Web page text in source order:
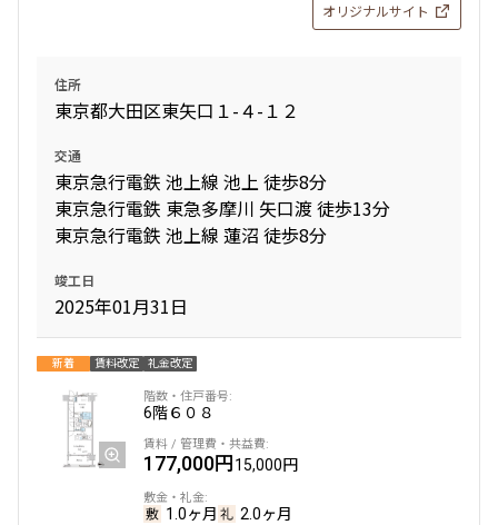
管理費/共益費含む
礼金なし
敷金なし
礼金１ヶ月以下
フリーレント付き
間取り
1R〜1K
2LDK
専有面積
〜
オリジナルサイト
住所
東京都大田区東矢口１-４-１２
交通
東京急行電鉄 池上線 池上 徒歩8分
東京急行電鉄 東急多摩川 矢口渡 徒歩13分
東京急行電鉄 池上線 蓮沼 徒歩8分
竣工日
2025年01月31日
新着 賃料改定 礼金改定
6階６０８
177,000円15,000円
1.0ヶ月 2.0ヶ月